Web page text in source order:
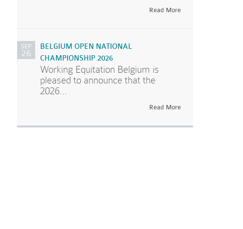
Read More
SEP
26
BELGIUM OPEN NATIONAL
CHAMPIONSHIP 2026
Working Equitation Belgium is
pleased to announce that the
2026...
Read More